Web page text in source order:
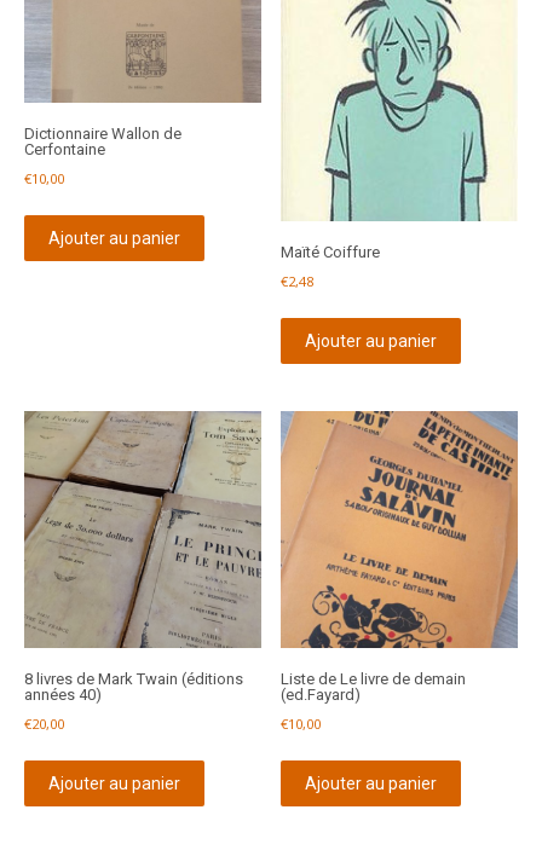
Dictionnaire Wallon de
Cerfontaine
€10,00
Ajouter au panier
Maïté Coiffure
€2,48
Ajouter au panier
8 livres de Mark Twain (éditions
années 40)
€20,00
Ajouter au panier
Liste de Le livre de demain
(ed.Fayard)
€10,00
Ajouter au panier